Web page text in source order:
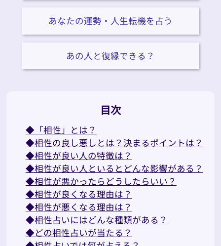
あなたの運勢・人生転機を占う
あの人と復縁できる？
目次
◆「相性」とは？
◆相性の良し悪しとは？決まるポイントは？
◆相性が良い人の特徴は？
◆相性が良い人といるとどんな影響がある？
◆相性が悪かったらどうしたらいい？
◆相性が良くなる理由は？
◆相性が悪くなる理由は？
◆相性占いにはどんな種類がある？
◆どの相性占いが当たる？